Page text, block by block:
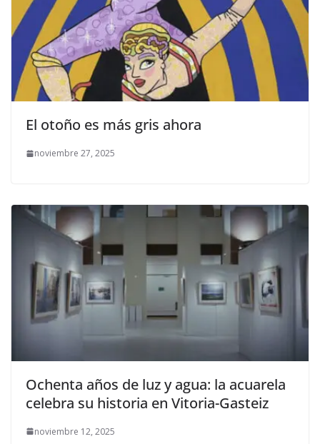
El otoño es más gris ahora
noviembre 27, 2025
Ochenta años de luz y agua: la acuarela
celebra su historia en Vitoria-Gasteiz
noviembre 12, 2025